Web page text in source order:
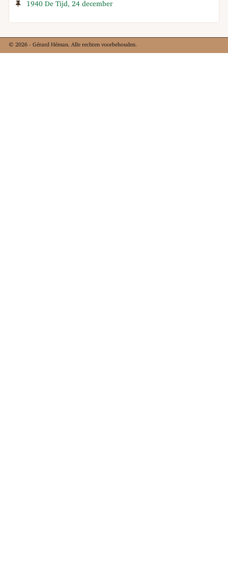
1940 De Tijd, 24 december
© 2026 - Gérard Héman. Alle rechten voorbehouden.